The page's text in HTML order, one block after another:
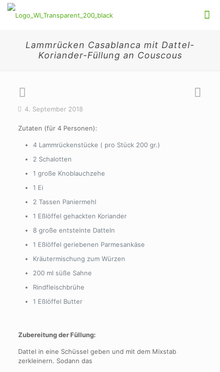
Lammrücken Casablanca mit Dattel-
Koriander-Füllung an Couscous
4. September 2018
Zutaten (für 4 Personen):
4 Lammrückenstücke ( pro Stück 200 gr.)
2 Schalotten
1 große Knoblauchzehe
1 Ei
2 Tassen Paniermehl
1 Eßlöffel gehackten Koriander
8 große entsteinte Datteln
1 Eßlöffel geriebenen Parmesankäse
Kräutermischung zum Würzen
200 ml süße Sahne
Rindfleischbrühe
1 Eßlöffel Butter
Zubereitung der Füllung:
Dattel in eine Schüssel geben und mit dem Mixstab
zerkleinern. Sodann das